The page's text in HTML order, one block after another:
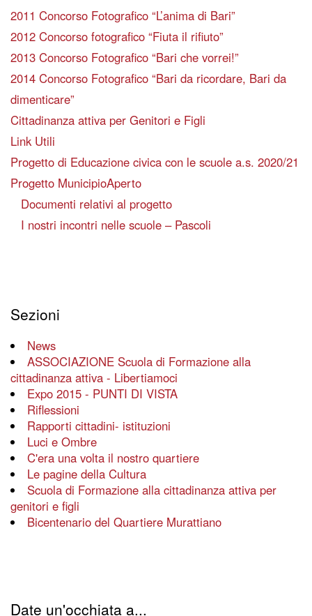
2011 Concorso Fotografico “L’anima di Bari”
2012 Concorso fotografico “Fiuta il rifiuto”
2013 Concorso Fotografico “Bari che vorrei!”
2014 Concorso Fotografico “Bari da ricordare, Bari da
dimenticare”
Cittadinanza attiva per Genitori e Figli
Link Utili
Progetto di Educazione civica con le scuole a.s. 2020/21
Progetto MunicipioAperto
Documenti relativi al progetto
I nostri incontri nelle scuole – Pascoli
Sezioni
News
ASSOCIAZIONE Scuola di Formazione alla
cittadinanza attiva - Libertiamoci
Expo 2015 - PUNTI DI VISTA
Riflessioni
Rapporti cittadini- istituzioni
Luci e Ombre
C'era una volta il nostro quartiere
Le pagine della Cultura
Scuola di Formazione alla cittadinanza attiva per
genitori e figli
Bicentenario del Quartiere Murattiano
Date un'occhiata a...